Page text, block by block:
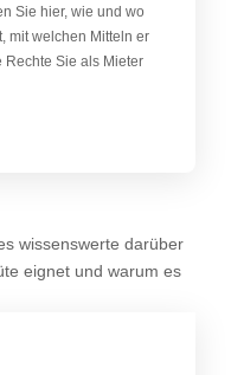
Sie hier, wie und wo
mit welchen Mitteln er
Sie als Mieter